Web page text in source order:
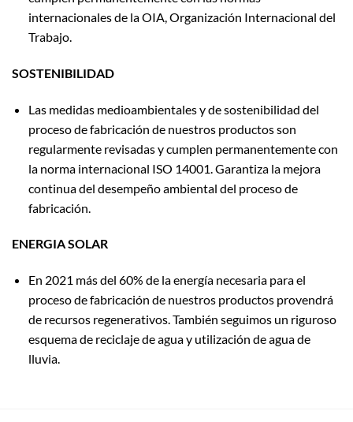
internacionales de la OIA, Organización Internacional del
Trabajo.
SOSTENIBILIDAD
Las medidas medioambientales y de sostenibilidad del
proceso de fabricación de nuestros productos son
regularmente revisadas y cumplen permanentemente con
la norma internacional ISO 14001. Garantiza la mejora
continua del desempeño ambiental del proceso de
fabricación.
ENERGIA SOLAR
En 2021 más del 60% de la energía necesaria para el
proceso de fabricación de nuestros productos provendrá
de recursos regenerativos. También seguimos un riguroso
esquema de reciclaje de agua y utilización de agua de
lluvia.